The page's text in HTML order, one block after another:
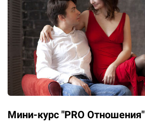
Мини-курс "PRO Отношения"